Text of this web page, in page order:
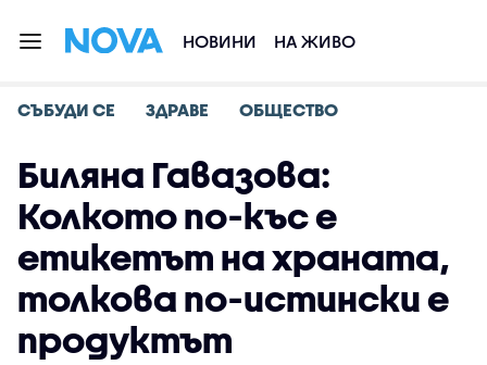
НОВИНИ НА ЖИВО
СЪБУДИ СЕ ЗДРАВЕ ОБЩЕСТВО
Биляна Гавазова:
Колкото по-къс е
етикетът на храната,
толкова по-истински е
продуктът